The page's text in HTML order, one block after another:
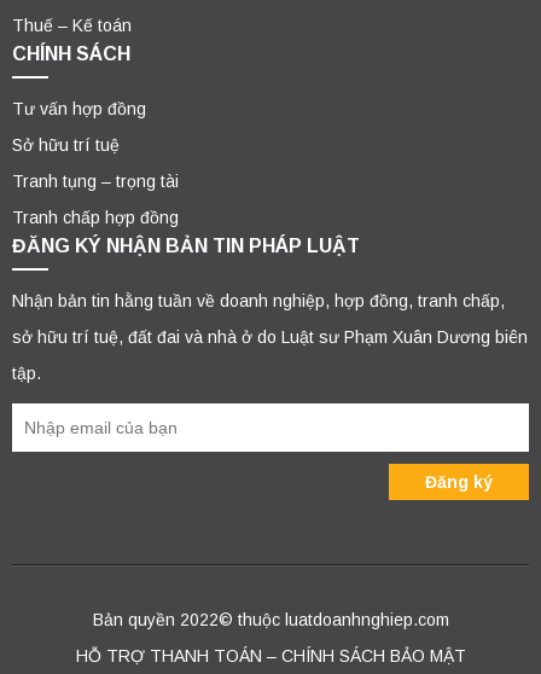
Thuế – Kế toán
CHÍNH SÁCH
Tư vấn hợp đồng
Sở hữu trí tuệ
Tranh tụng – trọng tài
Tranh chấp hợp đồng
ĐĂNG KÝ NHẬN BẢN TIN PHÁP LUẬT
Nhận bản tin hằng tuần về doanh nghiệp, hợp đồng, tranh chấp,
sở hữu trí tuệ, đất đai và nhà ở do Luật sư Phạm Xuân Dương biên
tập.
Bản quyền 2022© thuộc luatdoanhnghiep.com
HỖ TRỢ THANH TOÁN – CHÍNH SÁCH BẢO MẬT